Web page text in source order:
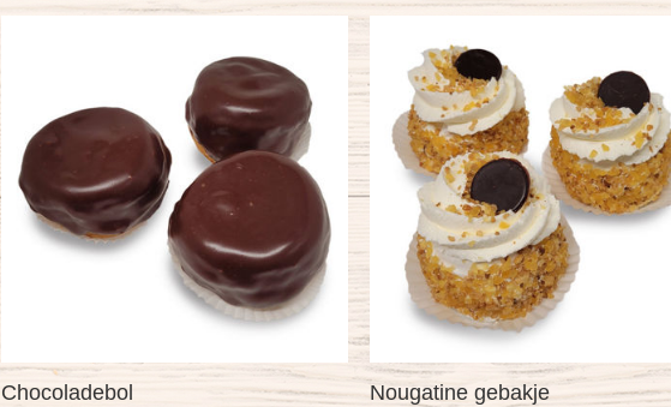
Chocoladebol Nougatine gebakje